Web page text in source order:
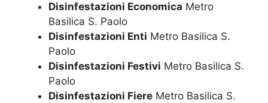
Disinfestazioni Economica Metro
Basilica S. Paolo
Disinfestazioni Enti Metro Basilica S.
Paolo
Disinfestazioni Festivi Metro Basilica S.
Paolo
Disinfestazioni Fiere Metro Basilica S.